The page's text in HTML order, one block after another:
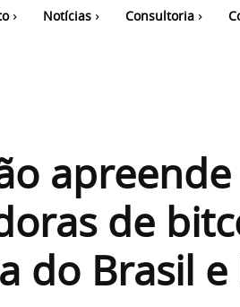
Notícias Consultoria
apreende
de
do Brasil e